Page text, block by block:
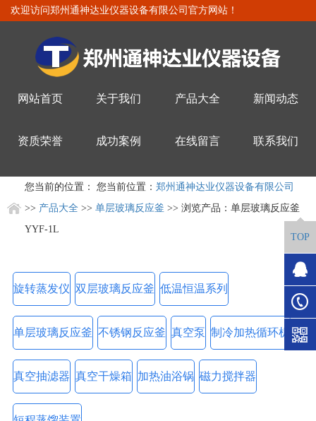
欢迎访问郑州通神达业仪器设备有限公司官方网站！
网站首页 关于我们 产品大全 新闻动态
资质荣誉 成功案例 在线留言 联系我们
您当前的位置： 您当前位置： 郑州通神达业仪器设备有限公司
>> 产品大全 >> 单层玻璃反应釜 >> 浏览产品：单层玻璃反应釜
YYF-1L
旋转蒸发仪 双层玻璃反应釜 低温恒温系列
单层玻璃反应釜 不锈钢反应釜 真空泵 制冷加热循环机
真空抽滤器 真空干燥箱 加热油浴锅 磁力搅拌器
TOP